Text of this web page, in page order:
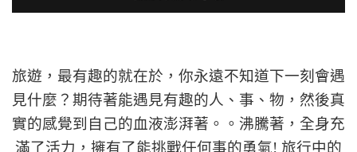
旅遊，最有趣的就在於，你永遠不知道下一刻會遇
見什麼？期待著能遇見有趣的人、事、物，然後真
實的感覺到自己的血液澎湃著。。沸騰著，全身充
滿了活力，擁有了能挑戰任何事的勇氣! 旅行中的